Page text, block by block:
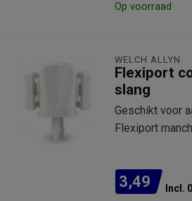
Op voorraad
WELCH ALLYN
Flexiport
slang
Geschikt voor
Flexiport
3,49 Incl.